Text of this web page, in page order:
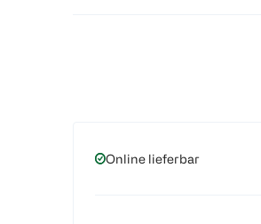
Online lieferbar